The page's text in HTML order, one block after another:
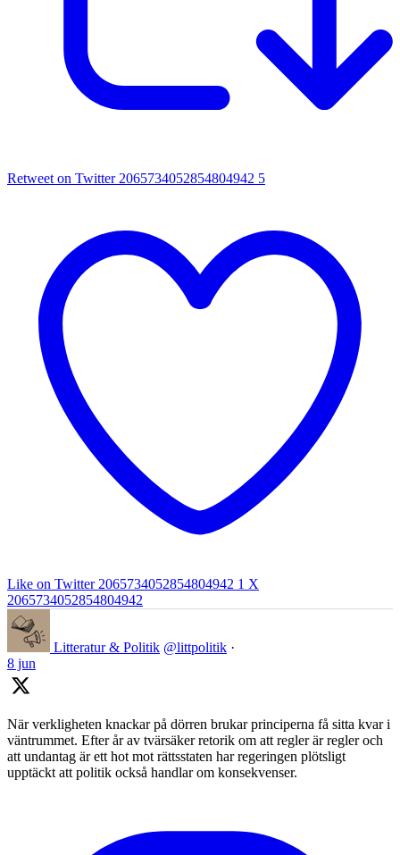
Retweet on Twitter 2065734052854804942 5
Like on Twitter 2065734052854804942 1 X
2065734052854804942
Litteratur & Politik @littpolitik ·
8 jun
När verkligheten knackar på dörren brukar principerna få sitta kvar i
väntrummet. Efter år av tvärsäker retorik om att regler är regler och
att undantag är ett hot mot rättsstaten har regeringen plötsligt
upptäckt att politik också handlar om konsekvenser.